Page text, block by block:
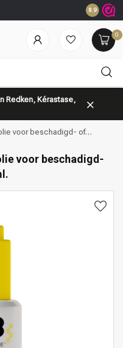
Voor
8.9
0
Redken, Kérastase,
zoek?
Haarverzorging
voor beschadigd- of
voor beschadigd-